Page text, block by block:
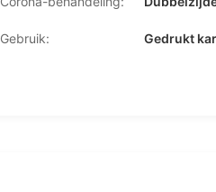
Gebruik: Gedrukt